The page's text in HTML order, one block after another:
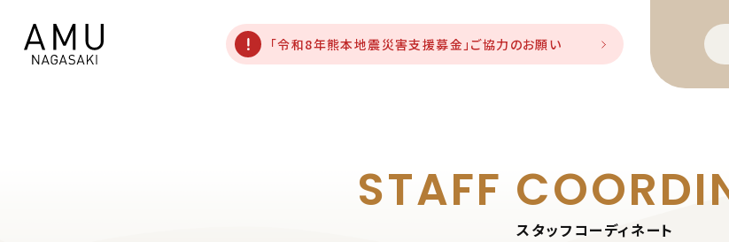
「令和8年熊本地震災害支援募金」ご協力のお願い
STAFF
スタッフコーディネート